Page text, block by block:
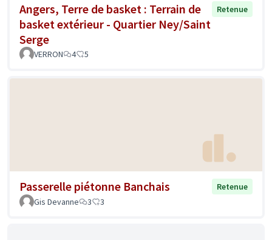
Angers, Terre de basket : Terrain de
basket extérieur - Quartier Ney/Saint
Serge
Retenue
VERRON 4 5
Passerelle piétonne Banchais
Retenue
Gis Devanne
3 3